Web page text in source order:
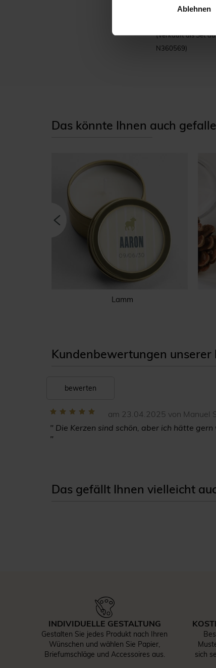
Ablehnen
oder silberne
(Verkauft als Set
N360569)
Das könnte Ihnen auch
Lamm
Kundenbewertungen
bewerten
am 23.04.2025 von Manuel
" Die Kerzen sind schön, aber ich hätte
"
Das gefällt Ihnen vielleicht
INDIVIDUELLE GESTALTUNG
Gestalten Sie jedes Produkt nach Ihren
Wünschen und wählen Sie Papier,
Briefumschläge und Accessoires aus.
sich